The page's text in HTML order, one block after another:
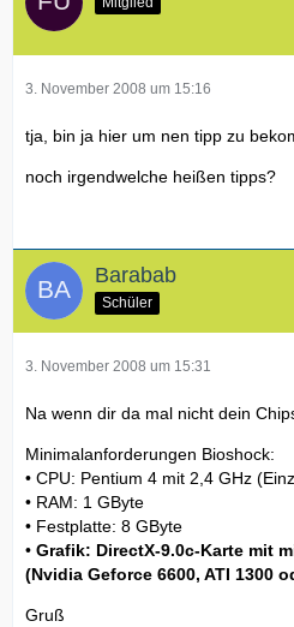
3. November 2008 um 15:16
tja, bin ja hier um nen tipp zu
noch irgendwelche heißen tipps?
Barabab
Schüler
3. November 2008 um 15:31
Na wenn dir da mal nicht dein
Minimalanforderungen Bioshock:
• CPU: Pentium 4 mit 2,4 GHz
• RAM: 1 GByte
• Festplatte: 8 GByte
• Grafik: DirectX-9.0c-Karte mit
(Nvidia Geforce 6600, ATI 1300
Gruß